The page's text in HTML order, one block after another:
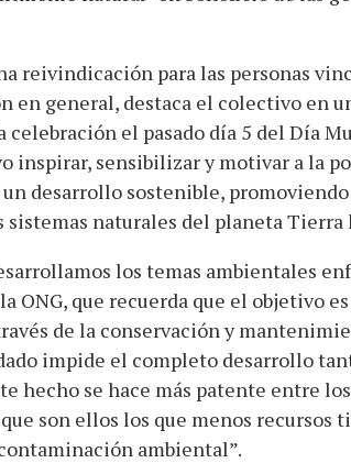
reivindicación para las personas
en general, destaca el colectivo en
celebración el pasado día 5 del Día
inspirar, sensibilizar y motivar a la
desarrollo sostenible,
sistemas naturales del planeta
los temas ambientales
ONG, que recuerda que el objetivo
de la conservación y
impide el completo desarrollo
hecho se hace más patente entre
son ellos los que menos recursos
ambiental”.